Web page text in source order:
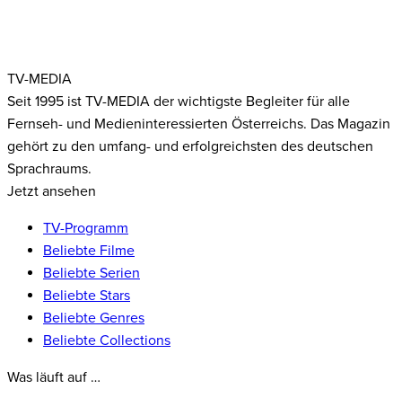
TV-MEDIA
Seit 1995 ist TV-MEDIA der wichtigste Begleiter für alle
Fernseh- und Medieninteressierten Österreichs. Das Magazin
gehört zu den umfang- und erfolgreichsten des deutschen
Sprachraums.
Jetzt ansehen
TV-Programm
Beliebte Filme
Beliebte Serien
Beliebte Stars
Beliebte Genres
Beliebte Collections
Was läuft auf …